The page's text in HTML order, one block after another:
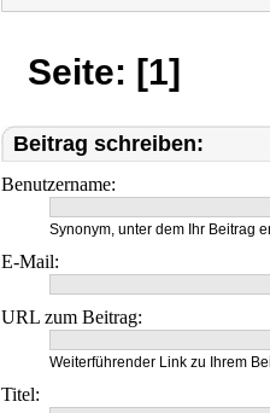
Seite: [1]
Beitrag schreiben:
Benutzername:
Synonym, unter dem Ihr Beitrag
E-Mail:
URL zum Beitrag:
Weiterführender Link zu Ihrem
Titel: